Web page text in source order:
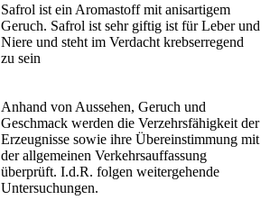
Safrol ist ein Aromastoff mit anisartigem
Geruch. Safrol ist sehr giftig ist für Leber und
Niere und steht im Verdacht krebserregend
zu sein
Anhand von Aussehen, Geruch und
Geschmack werden die Verzehrsfähigkeit der
Erzeugnisse sowie ihre Übereinstimmung mit
der allgemeinen Verkehrsauffassung
überprüft. I.d.R. folgen weitergehende
Untersuchungen.